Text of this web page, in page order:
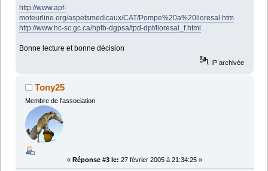
http://www.apf-
moteurline.org/aspetsmedicaux/CAT/Pompe%20a%20lioresal.htm
http://www.hc-sc.gc.ca/hpfb-dgpsa/tpd-dpt/lioresal_f.html
Bonne lecture et bonne décision
IP archivée
Tony25
Membre de l'association
« Réponse #3 le: 27 février 2005 à 21:34:25 »